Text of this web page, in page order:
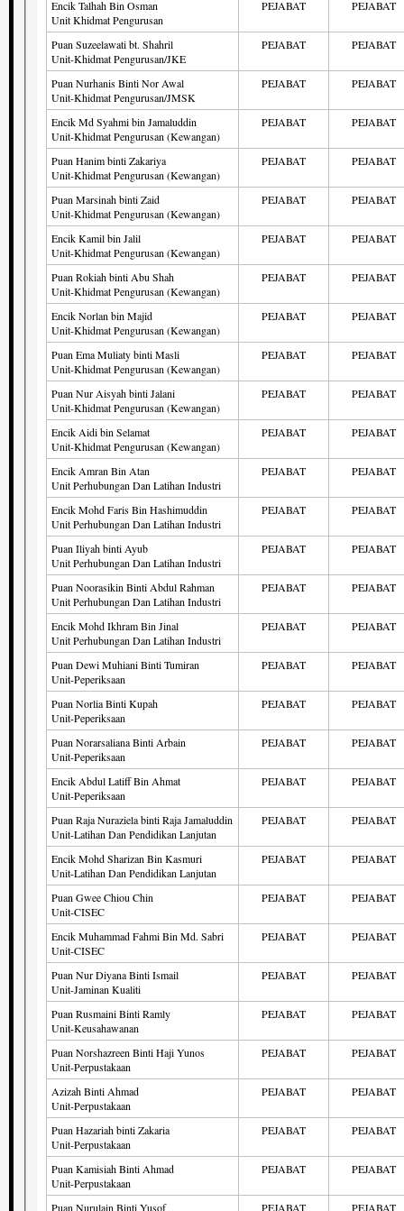
Encik Talhah Bin Osman
Unit Khidmat Pengurusan
PEJABAT PEJABAT
Puan Suzeelawati bt. Shahril
Unit-Khidmat Pengurusan/JKE
PEJABAT PEJABAT
Puan Nurhanis Binti Nor Awal
Unit-Khidmat Pengurusan/JMSK
PEJABAT PEJABAT
Encik Md Syahmi bin Jamaluddin
Unit-Khidmat Pengurusan (Kewangan)
PEJABAT PEJABAT
Puan Hanim binti Zakariya
Unit-Khidmat Pengurusan (Kewangan)
PEJABAT PEJABAT
Puan Marsinah binti Zaid
Unit-Khidmat Pengurusan (Kewangan)
PEJABAT PEJABAT
Encik Kamil bin Jalil
Unit-Khidmat Pengurusan (Kewangan)
PEJABAT PEJABAT
Puan Rokiah binti Abu Shah
Unit-Khidmat Pengurusan (Kewangan)
PEJABAT PEJABAT
Encik Norlan bin Majid
Unit-Khidmat Pengurusan (Kewangan)
PEJABAT PEJABAT
Puan Ema Muliaty binti Masli
Unit-Khidmat Pengurusan (Kewangan)
PEJABAT PEJABAT
Puan Nur Aisyah binti Jalani
Unit-Khidmat Pengurusan (Kewangan)
PEJABAT PEJABAT
Encik Aidi bin Selamat
Unit-Khidmat Pengurusan (Kewangan)
PEJABAT PEJABAT
Encik Amran Bin Atan
Unit Perhubungan Dan Latihan Industri
PEJABAT PEJABAT
Encik Mohd Faris Bin Hashimuddin
Unit Perhubungan Dan Latihan Industri
PEJABAT PEJABAT
Puan Iliyah binti Ayub
Unit Perhubungan Dan Latihan Industri
PEJABAT PEJABAT
Puan Noorasikin Binti Abdul Rahman
Unit Perhubungan Dan Latihan Industri
PEJABAT PEJABAT
Encik Mohd Ikhram Bin Jinal
Unit Perhubungan Dan Latihan Industri
PEJABAT PEJABAT
Puan Dewi Muhiani Binti Tumiran
Unit-Peperiksaan
PEJABAT PEJABAT
Puan Norlia Binti Kupah
Unit-Peperiksaan
PEJABAT PEJABAT
Puan Norarsaliana Binti Arbain
Unit-Peperiksaan
PEJABAT PEJABAT
Encik Abdul Latiff Bin Ahmat
Unit-Peperiksaan
PEJABAT PEJABAT
Puan Raja Nuraziela binti Raja Jamaluddin
Unit-Latihan Dan Pendidikan Lanjutan
PEJABAT PEJABAT
Encik Mohd Sharizan Bin Kasmuri
Unit-Latihan Dan Pendidikan Lanjutan
PEJABAT PEJABAT
Puan Gwee Chiou Chin
Unit-CISEC
PEJABAT PEJABAT
Encik Muhammad Fahmi Bin Md. Sabri
Unit-CISEC
PEJABAT PEJABAT
Puan Nur Diyana Binti Ismail
Unit-Jaminan Kualiti
PEJABAT PEJABAT
Puan Rusmaini Binti Ramly
Unit-Keusahawanan
PEJABAT PEJABAT
Puan Norshazreen Binti Haji Yunos
Unit-Perpustakaan
PEJABAT PEJABAT
Azizah Binti Ahmad
Unit-Perpustakaan
PEJABAT PEJABAT
Puan Hazariah binti Zakaria
Unit-Perpustakaan
PEJABAT PEJABAT
Puan Kamisiah Binti Ahmad
Unit-Perpustakaan
PEJABAT PEJABAT
Puan Nurulain Binti Yusof PEJABAT PEJABAT